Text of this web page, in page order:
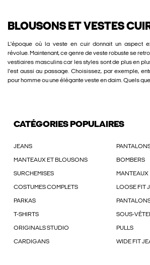
BLOUSONS ET VESTES
L'époque où la veste en cuir donnait un aspect
révolue. Maintenant, ce genre de veste robuste se
vestiaires masculins car les styles sont de plus en
l'est aussi au passage. Choisissez, par exemple,
pour homme ou une élégante veste en daim. Quels
CATÉGORIES POPULAIRES
JEANS
MANTEAUX ET BLOUSONS BOMBERS
SURCHEMISES MANTEAUX
COSTUMES COMPLETS LOOSE FIT
PARKAS
T-SHIRTS SOUS-
ORIGINALS STUDIO PULLS
CARDIGANS WIDE FIT